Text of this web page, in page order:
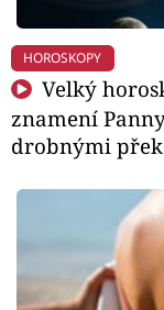
HOROSKOPY
Velký
znamení
drobnými